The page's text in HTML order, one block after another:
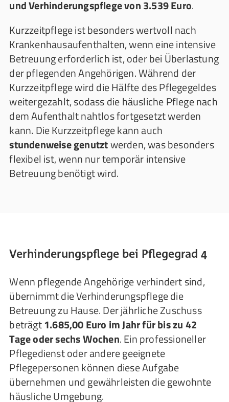
und Verhinderungspflege von 3.539 Euro.
Kurzzeitpflege ist besonders wertvoll nach
Krankenhausaufenthalten, wenn eine intensive
Betreuung erforderlich ist, oder bei Überlastung
der pflegenden Angehörigen. Während der
Kurzzeitpflege wird die Hälfte des Pflegegeldes
weitergezahlt, sodass die häusliche Pflege nach
dem Aufenthalt nahtlos fortgesetzt werden
kann. Die Kurzzeitpflege kann auch
stundenweise genutztwerden, was besonders
flexibel ist, wenn nur temporär intensive
Betreuung benötigt wird.
Verhinderungspflege bei Pflegegrad 4
Wenn pflegende Angehörige verhindert sind,
übernimmt die Verhinderungspflege die
Betreuung zu Hause. Der jährliche Zuschuss
beträgt1.685,00 Euro im Jahr für bis zu 42
Tage oder sechs Wochen. Ein professioneller
Pflegedienst oder andere geeignete
Pflegepersonen können diese Aufgabe
übernehmen und gewährleisten die gewohnte
häusliche Umgebung.